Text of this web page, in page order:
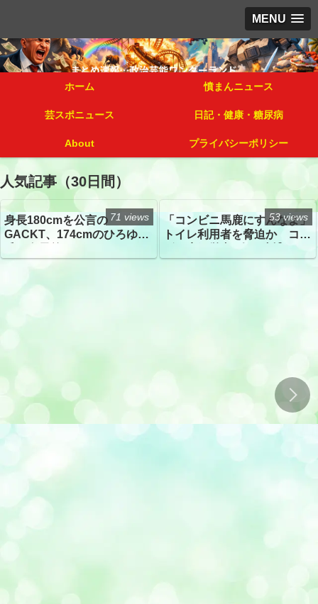
MENU
ホーム 憤まんニュース
芸スポニュース 日記・健康・糖尿病
About プライバシーポリシー
人気記事（30日間）
身長180cmを公言の
GACKT、174cmのひろゆき
トざわつき イベントでの写
71 views
「コンビニ馬鹿にすんなよ」
トイレ利用者を脅迫か コン
53 views